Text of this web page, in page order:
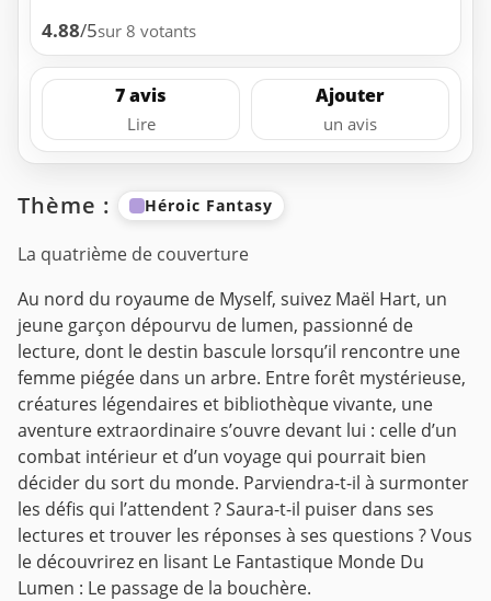
4.88/5sur 8 votants
7 avis
Lire
Ajouter
un avis
Thème : Héroic Fantasy
La quatrième de couverture
Au nord du royaume de Myself, suivez Maël Hart, un
jeune garçon dépourvu de lumen, passionné de
lecture, dont le destin bascule lorsqu’il rencontre une
femme piégée dans un arbre. Entre forêt mystérieuse,
créatures légendaires et bibliothèque vivante, une
aventure extraordinaire s’ouvre devant lui : celle d’un
combat intérieur et d’un voyage qui pourrait bien
décider du sort du monde. Parviendra-t-il à surmonter
les défis qui l’attendent ? Saura-t-il puiser dans ses
lectures et trouver les réponses à ses questions ? Vous
le découvrirez en lisant Le Fantastique Monde Du
Lumen : Le passage de la bouchère.